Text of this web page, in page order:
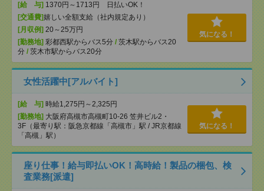
[給 与] 1370円～1713円 日払いOK！
[交通費]嬉しい全額支給（社内規定あり）
[月収例] 20～25万円
[勤務地] 彩都西駅からバス5分 / 茨木駅からバス20
分 / 茨木市駅からバス20分
気になる！
女性活躍中[アルバイト]
[給 与] 時給1,275円～2,325円
[勤務地] 大阪府高槻市高槻町10-26 笠井ビル2・
3F（最寄り駅：阪急京都線「高槻市」駅 / JR京都線
「高槻」駅）
気になる！
座り仕事！給与即払いOK！高時給！製品の梱包、検
査業務[派遣]